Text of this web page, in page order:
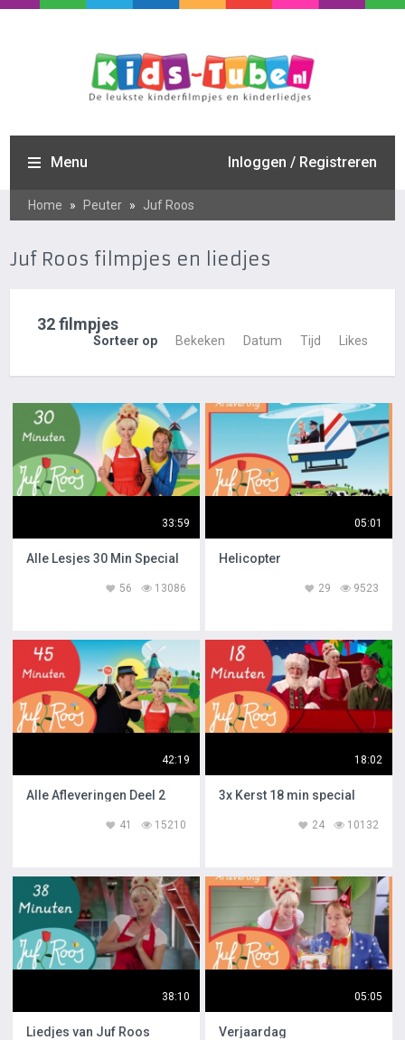
Menu Inloggen / Registreren
Home » Peuter » Juf Roos
Juf Roos filmpjes en liedjes
32 filmpjes
Sorteer op Bekeken Datum Tijd Likes
33:59
Alle Lesjes 30 Min Special
13086
56
05:01
Helicopter
9523
29
42:19
Alle Afleveringen Deel 2
15210
41
18:02
3x Kerst 18 min special
10132
24
38:10
Liedjes van Juf Roos
05:05
Verjaardag